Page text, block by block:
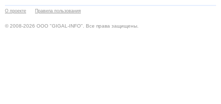
О проекте Правила пользования
© 2008-2026 ООО "GIGAL-INFO". Все права защищены.